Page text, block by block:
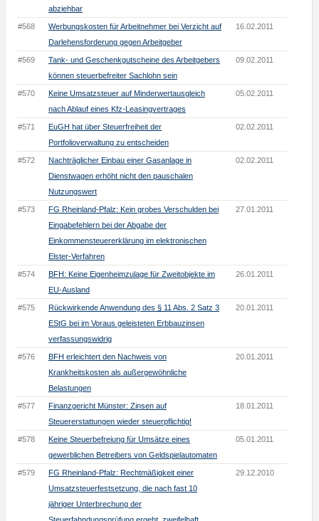
abziehbar
#568
Werbungskosten für Arbeitnehmer bei Verzicht auf
Darlehensforderung gegen Arbeitgeber
16.02.2011
#569
Tank- und Geschenkgutscheine des Arbeitgebers
können steuerbefreiter Sachlohn sein
09.02.2011
#570
Keine Umsatzsteuer auf Minderwertausgleich
nach Ablauf eines Kfz-Leasingvertrages
05.02.2011
#571
EuGH hat über Steuerfreiheit der
Portfolioverwaltung zu entscheiden
02.02.2011
#572
Nachträglicher Einbau einer Gasanlage in
Dienstwagen erhöht nicht den pauschalen
Nutzungswert
02.02.2011
#573
FG Rheinland-Pfalz: Kein grobes Verschulden bei
Eingabefehlern bei der Abgabe der
Einkommensteuererklärung im elektronischen
Elster-Verfahren
27.01.2011
#574
BFH: Keine Eigenheimzulage für Zweitobjekte im
EU-Ausland
26.01.2011
#575
Rückwirkende Anwendung des § 11 Abs. 2 Satz 3
EStG bei im Voraus geleisteten Erbbauzinsen
verfassungswidrig
20.01.2011
#576
BFH erleichtert den Nachweis von
Krankheitskosten als außergewöhnliche
Belastungen
20.01.2011
#577
Finanzgericht Münster: Zinsen auf
Steuererstattungen wieder steuerpflichtig!
18.01.2011
#578
Keine Steuerbefreiung für Umsätze eines
gewerblichen Betreibers von Geldspielautomaten
05.01.2011
#579
FG Rheinland-Pfalz: Rechtmäßigkeit einer
Umsatzsteuerfestsetzung, die nach fast 10
jähriger Unterbrechung der
29.12.2010